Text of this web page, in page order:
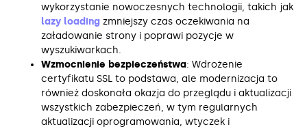
wykorzystanie nowoczesnych technologii, takich jak
lazy loading zmniejszy czas oczekiwania na
załadowanie strony i poprawi pozycje w
wyszukiwarkach.
Wzmocnienie bezpieczeństwa: Wdrożenie
certyfikatu SSL to podstawa, ale modernizacja to
również doskonała okazja do przeglądu i aktualizacji
wszystkich zabezpieczeń, w tym regularnych
aktualizacji oprogramowania, wtyczek i